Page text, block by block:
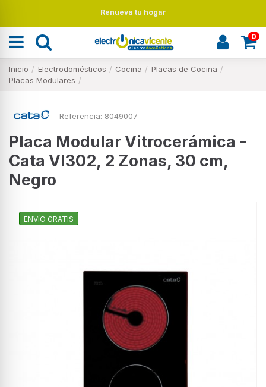
Renueva tu hogar
0
Inicio Electrodomésticos Cocina
Placas de Cocina
Placas Modulares
Referencia: 8049007
Placa Modular Vitrocerámica -
Cata VI302, 2 Zonas, 30 cm,
Negro
ENVÍO GRATIS